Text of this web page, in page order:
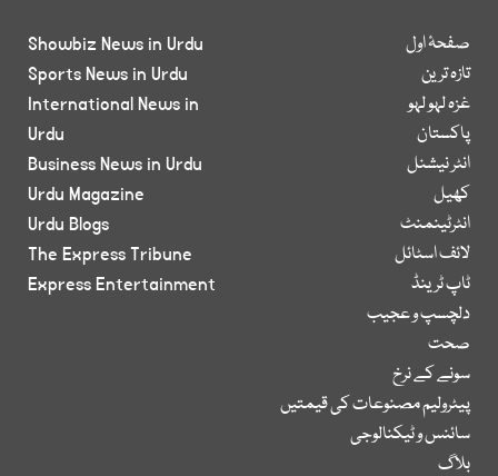
صفحۂ اول
تازہ ترین
غزہ لہو لہو
پاکستان
انٹر نیشنل
کھیل
انٹرٹینمنٹ
لائف اسٹائل
ٹاپ ٹرینڈ
دلچسپ و عجیب
صحت
سونے کے نرخ
پیٹرولیم مصنوعات کی قیمتیں
سائنس و ٹیکنالوجی
بلاگ
Showbiz News in Urdu
Sports News in Urdu
International News in
Urdu
Business News in Urdu
Urdu Magazine
Urdu Blogs
The Express Tribune
Express Entertainment